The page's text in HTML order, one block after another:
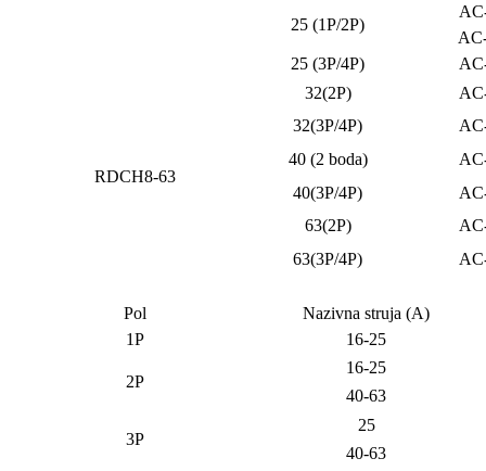
25 (1P/2P)
25 (3P/4P)
RDCH8-63
32(2P)
32(3P/4P)
40 (2 boda)
40(3P/4P)
63(2P)
63(3P/4P)
Pol
Nazivna struja (A)
1P
16-25
2P
16-25
40-63
3P
25
40-63